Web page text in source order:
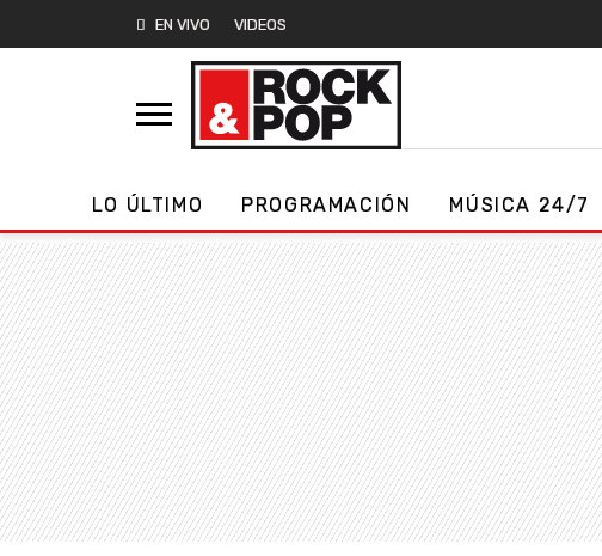
EN VIVO VIDEOS
LO ÚLTIMO PROGRAMACIÓN MÚSICA 24/7